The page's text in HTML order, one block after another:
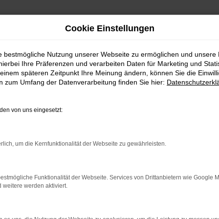
EINE
Sie alles richtig und sitzen im perfekten Fahrzeug für
von Senftenberg eingerichtet, andererseits ist der Toyota
im Autohaus Schiefelbein. Wir bieten Ihnen den Toyota
oder einen Jahreswagen.
NETWORK ERROR
Cookie Einstellungen
bestmögliche Nutzung unserer Webseite zu ermöglichen und unsere
Ihre Präferenzen und verarbeiten Daten für Marketing und
späteren Zeitpunkt Ihre Meinung ändern, können Sie die
zum Umfang der Datenverarbeitung finden Sie hier:
von uns eingesetzt:
um die Kernfunktionalität der Webseite zu gewährleisten.
Funktionalität der Webseite. Services von Drittanbietern wie Google
weitere werden aktiviert.